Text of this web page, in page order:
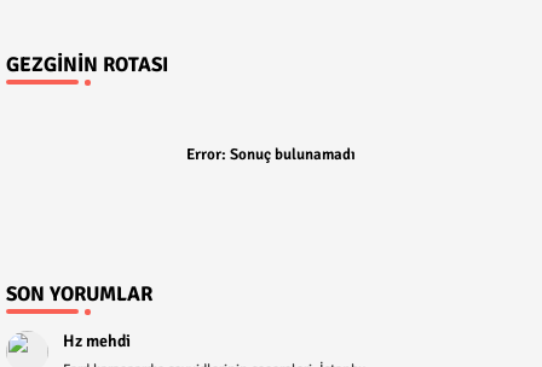
GEZGININ ROTASI
Error: Sonuç bulunamadı
SON YORUMLAR
Hz mehdi